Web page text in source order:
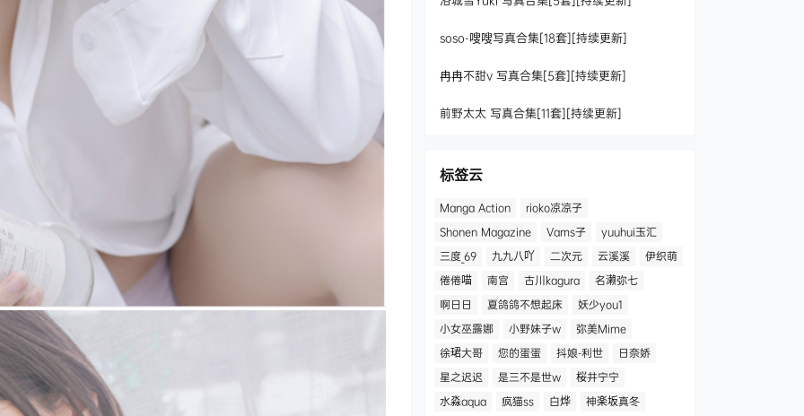
soso-嗖嗖写真合集[18套][持续更新]
冉冉不甜v 写真合集[5套][持续更新]
前野太太 写真合集[11套][持续更新]
标签云
Manga Action
rioko凉凉子
Shonen Magazine
Vams子
yuuhui玉汇
三度_69
九九八吖 二次元 云溪溪
伊织萌
倦倦喵
南宫 古川kagura
名濑弥七
啊日日
夏鸽鸽不想起床
妖少you1
小女巫露娜
小野妹子w
弥美Mime
徐珺大哥
您的蛋蛋 抖娘-利世
日奈娇
星之迟迟
是三不是世w
桜井宁宁
水淼aqua
疯猫ss 白烨
神楽坂真冬